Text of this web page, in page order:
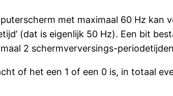
met maximaal 60 Hz kan
(dat is eigenlijk 50 Hz). Een bit
2 schermverversings-
of het een 1 of een 0 is, in totaal